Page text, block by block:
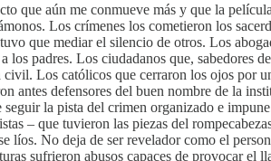
que aún me conmueve más y que la
Los crímenes los cometieron los
que mediar el silencio de otros. Los
los padres. Los ciudadanos que,
Los católicos que cerraron los ojos por
antes defensores del buen nombre de la
la pista del crimen organizado e
– que tuvieron las piezas del
líos. No deja de ser revelador como el
sufrieron abusos capaces de provocar el